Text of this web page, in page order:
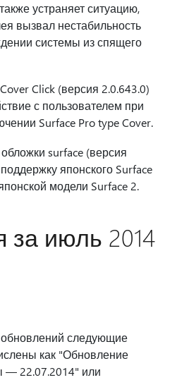
устраняет ситуацию,
вызвал нестабильность
системы из спящего
Click (версия 2.0.643.0)
с пользователем при
Surface Pro type Cover.
surface (версия
японского Surface
модели Surface 2.
за июль 2014
следующие
как "Обновление
— 22.07.2014" или